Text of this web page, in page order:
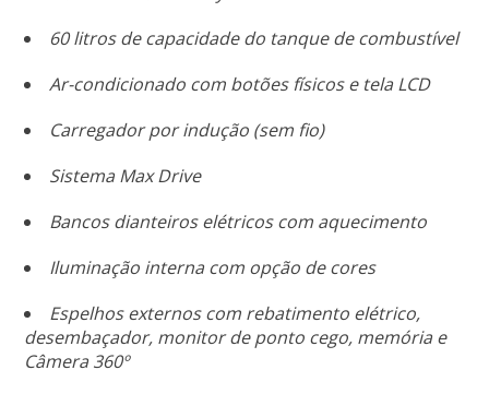
60 litros de capacidade do tanque de combustível
Ar-condicionado com botões físicos e tela LCD
Carregador por indução (sem fio)
Sistema Max Drive
Bancos dianteiros elétricos com aquecimento
Iluminação interna com opção de cores
Espelhos externos com rebatimento elétrico,
desembaçador, monitor de ponto cego, memória e
Câmera 360º